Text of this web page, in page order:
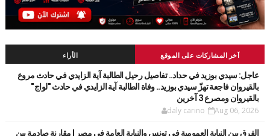
آخر المشاركات على الموقع الأراء
عاجل: سيدي بوزيد في حداد.. تفاصيل رحيل الطالبة آية الزايدي في حادث مروع
بالقيروان فاجعة تهزّ سيدي بوزيد.. وفاة الطالبة آية الزايدي في حادث "لواج"
بالقيروان ومصرع 3 آخرين
daly carino Aug 06, 2026
الفرق بين النيابة العمومية في تونس والنيابة العامة في مصر | مقارنة صادمة بين